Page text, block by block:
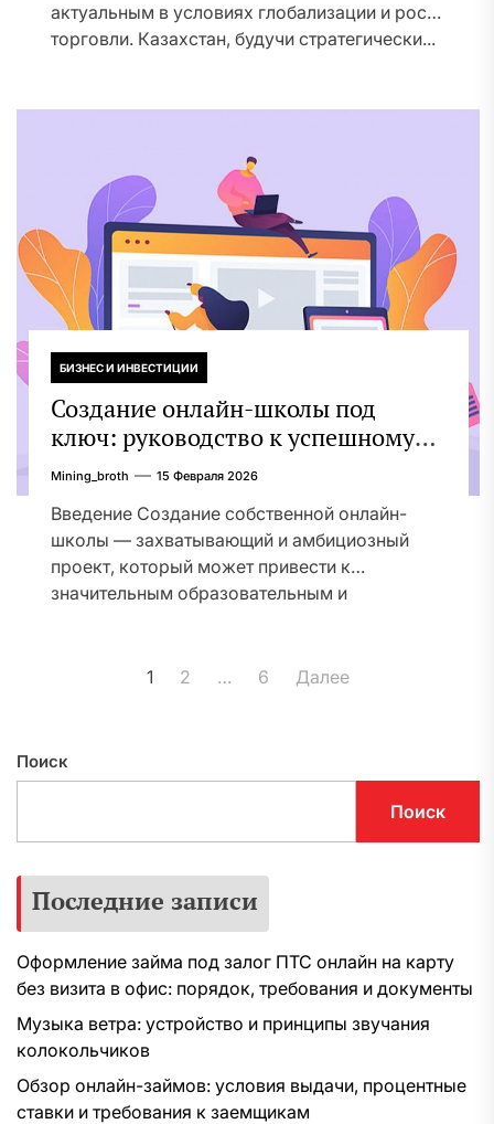
актуальным в условиях глобализации и роста
торговли. Казахстан, будучи стратегически...
БИЗНЕС И ИНВЕСТИЦИИ
Создание онлайн-школы под
ключ: руководство к успешному
запуску
Mining_broth 15 Февраля 2026
Введение Создание собственной онлайн-
школы — захватывающий и амбициозный
проект, который может привести к
значительным образовательным и
Пагинация
1 2 … 6 Далее
Поиск
Поиск
Последние записи
Оформление займа под залог ПТС онлайн на карту
без визита в офис: порядок, требования и документы
Музыка ветра: устройство и принципы звучания
колокольчиков
Обзор онлайн-займов: условия выдачи, процентные
ставки и требования к заемщикам